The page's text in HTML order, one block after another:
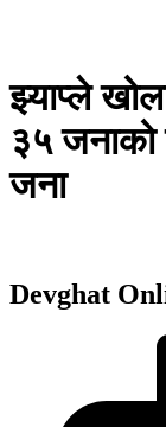
झ्याप्ले
३५ जनाको
जना
Devghat